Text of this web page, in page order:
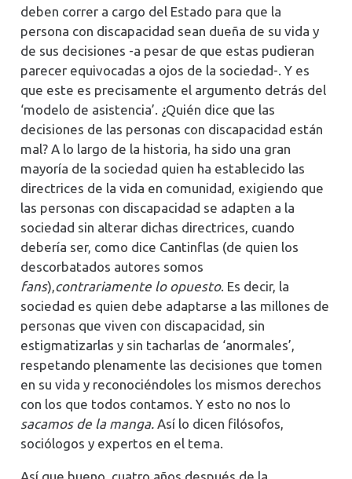
deben correr a cargo del Estado para que la
persona con discapacidad sean dueña de su vida y
de sus decisiones -a pesar de que estas pudieran
parecer equivocadas a ojos de la sociedad-. Y es
que este es precisamente el argumento detrás del
‘modelo de asistencia’. ¿Quién dice que las
decisiones de las personas con discapacidad están
mal? A lo largo de la historia, ha sido una gran
mayoría de la sociedad quien ha establecido las
directrices de la vida en comunidad, exigiendo que
las personas con discapacidad se adapten a la
sociedad sin alterar dichas directrices, cuando
debería ser, como dice Cantinflas (de quien los
descorbatados autores somos
fans), contrariamente lo opuesto. Es decir, la
sociedad es quien debe adaptarse a las millones de
personas que viven con discapacidad, sin
estigmatizarlas y sin tacharlas de ‘anormales’,
respetando plenamente las decisiones que tomen
en su vida y reconociéndoles los mismos derechos
con los que todos contamos. Y esto no nos lo
sacamos de la manga. Así lo dicen filósofos,
sociólogos y expertos en el tema.
Así que bueno, cuatro años después de la